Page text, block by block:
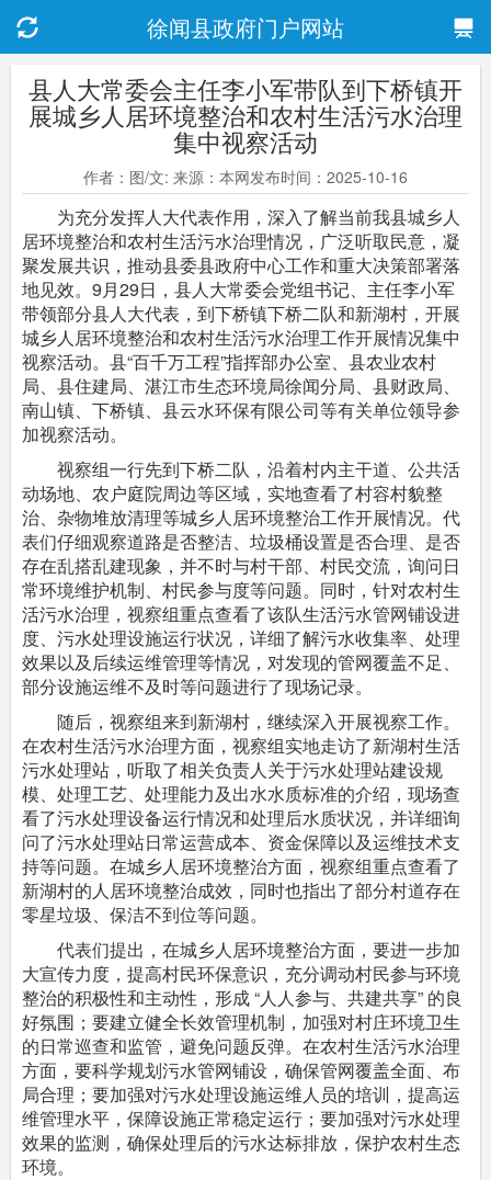
徐闻县政府门户网站
县人大常委会主任李小军带队到下桥镇开
展城乡人居环境整治和农村生活污水治理
集中视察活动
作者：图/文: 来源：本网发布时间：2025-10-16
为充分发挥人大代表作用，深入了解当前我县城乡人
居环境整治和农村生活污水治理情况，广泛听取民意，凝
聚发展共识，推动县委县政府中心工作和重大决策部署落
地见效。9月29日，县人大常委会党组书记、主任李小军
带领部分县人大代表，到下桥镇下桥二队和新湖村，开展
城乡人居环境整治和农村生活污水治理工作开展情况集中
视察活动。县“百千万工程”指挥部办公室、县农业农村
局、县住建局、湛江市生态环境局徐闻分局、县财政局、
南山镇、下桥镇、县云水环保有限公司等有关单位领导参
加视察活动。
视察组一行先到下桥二队，沿着村内主干道、公共活
动场地、农户庭院周边等区域，实地查看了村容村貌整
治、杂物堆放清理等城乡人居环境整治工作开展情况。代
表们仔细观察道路是否整洁、垃圾桶设置是否合理、是否
存在乱搭乱建现象，并不时与村干部、村民交流，询问日
常环境维护机制、村民参与度等问题。同时，针对农村生
活污水治理，视察组重点查看了该队生活污水管网铺设进
度、污水处理设施运行状况，详细了解污水收集率、处理
效果以及后续运维管理等情况，对发现的管网覆盖不足、
部分设施运维不及时等问题进行了现场记录。
随后，视察组来到新湖村，继续深入开展视察工作。
在农村生活污水治理方面，视察组实地走访了新湖村生活
污水处理站，听取了相关负责人关于污水处理站建设规
模、处理工艺、处理能力及出水水质标准的介绍，现场查
看了污水处理设备运行情况和处理后水质状况，并详细询
问了污水处理站日常运营成本、资金保障以及运维技术支
持等问题。在城乡人居环境整治方面，视察组重点查看了
新湖村的人居环境整治成效，同时也指出了部分村道存在
零星垃圾、保洁不到位等问题。
代表们提出，在城乡人居环境整治方面，要进一步加
大宣传力度，提高村民环保意识，充分调动村民参与环境
整治的积极性和主动性，形成 “人人参与、共建共享” 的良
好氛围；要建立健全长效管理机制，加强对村庄环境卫生
的日常巡查和监管，避免问题反弹。在农村生活污水治理
方面，要科学规划污水管网铺设，确保管网覆盖全面、布
局合理；要加强对污水处理设施运维人员的培训，提高运
维管理水平，保障设施正常稳定运行；要加强对污水处理
效果的监测，确保处理后的污水达标排放，保护农村生态
环境。